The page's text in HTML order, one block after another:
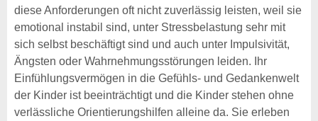
diese Anforderungen oft nicht zuverlässig leisten, weil sie
emotional instabil sind, unter Stressbelastung sehr mit
sich selbst beschäftigt sind und auch unter Impulsivität,
Ängsten oder Wahrnehmungsstörungen leiden. Ihr
Einfühlungsvermögen in die Gefühls- und Gedankenwelt
der Kinder ist beeinträchtigt und die Kinder stehen ohne
verlässliche Orientierungshilfen alleine da. Sie erleben